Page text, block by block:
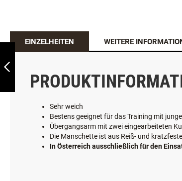
JHS TECHNIKARM
AUS NYLCOTT
ZURÜCK
EINZELHEITEN
Sehr weich
Bestens geeignet für das Training mit
Übergangsarm mit zwei eingearbeiteten
Die Manschette ist aus Reiß- und
In Österreich ausschließlich für den
WEITERE